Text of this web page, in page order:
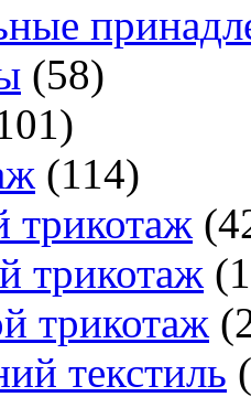
(58)
(114)
трикотаж
трикотаж
трикотаж
текстиль